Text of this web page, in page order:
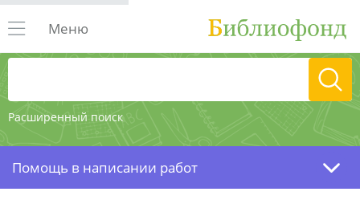
Расширенный поиск
Меню
Помощь в написании работ